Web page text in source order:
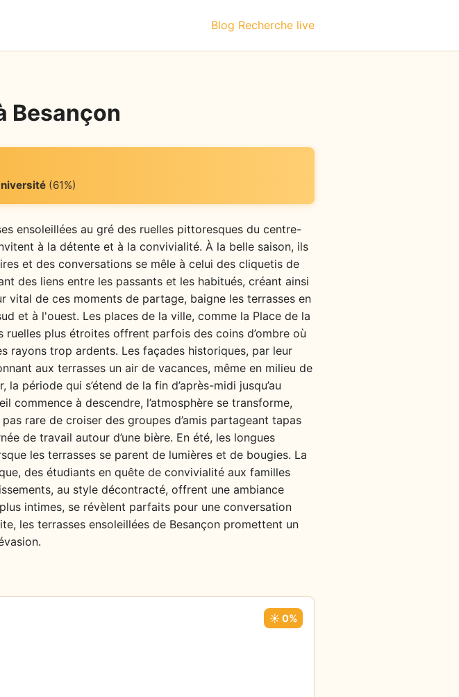
Blog Recherche live
Besançon
(61%)
ensoleillées au gré des ruelles pittoresques du centre-
à la détente et à la convivialité. À la belle saison, ils
et des conversations se mêle à celui des cliquetis de
des liens entre les passants et les habitués, créant ainsi
vital de ces moments de partage, baigne les terrasses en
et à l'ouest. Les places de la ville, comme la Place de la
plus étroites offrent parfois des coins d’ombre où
rayons trop ardents. Les façades historiques, par leur
aux terrasses un air de vacances, même en milieu de
période qui s’étend de la fin d’après-midi jusqu’au
commence à descendre, l’atmosphère se transforme,
rare de croiser des groupes d’amis partageant tapas
de travail autour d’une bière. En été, les longues
les terrasses se parent de lumières et de bougies. La
des étudiants en quête de convivialité aux familles
au style décontracté, offrent une ambiance
intimes, se révèlent parfaits pour une conversation
les terrasses ensoleillées de Besançon promettent un
☀️ 0%